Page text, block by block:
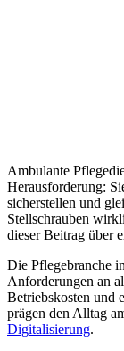
Ambulante
Herausforderung:
sicherstellen und
Stellschrauben
dieser Beitrag über
Die Pflegebranche
Anforderungen an
Betriebskosten und
prägen den Alltag
Digitalisierung.